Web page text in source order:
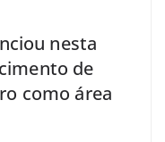
nesta
de
como área